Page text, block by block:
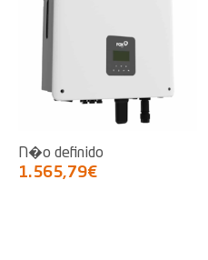
N�o definido
1.565,79€